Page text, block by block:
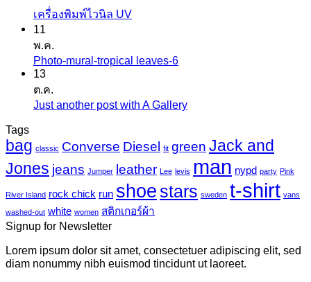
บน
นวาส
เครื่องพิมพ์ไวนิล UVไม่มี
บน
ไว
11
พ.ค.
Photo-mural-tropical leaves-6ไม่มี
mural-
tropical
leaves-
13
ต.ค.
Just another post with A Galleryไม่มี
เห็น
บน
Just
another
post
Tags
bag classic Converse Diesel fit green Jack and
Jones jeans Jumper leather Lee levis man nypd party Pink
River Island rock chick run shoe stars sweden t-shirt vans
washed-out white women สติกเกอร์ผ้า
Signup for Newsletter
Lorem ipsum dolor sit amet, consectetuer adipiscing elit, sed
diam nonummy nibh euismod tincidunt ut laoreet.